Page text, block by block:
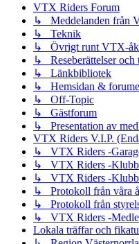
VTX Riders Forum
↳ Meddelanden från
↳ Teknik
↳ Övrigt runt VTX-
↳ Reseberättelser och
↳ Länkbibliotek
↳ Hemsidan &
↳ Off-Topic
↳ Gästforum
↳ Presentation av
VTX Riders V.I.P.
↳ VTX Riders -
↳ VTX Riders -
↳ VTX Riders -
↳ Protokoll från våra
↳ Protokoll från
↳ VTX Riders -
Lokala träffar och